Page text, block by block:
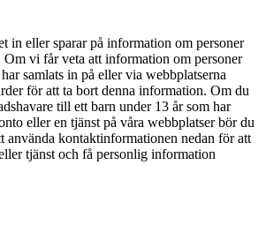
in eller sparar på information om personer
Om vi får veta att information om personer
samlats in på eller via webbplatserna
för att ta bort denna information. Om du
till ett barn under 13 år som har
eller en tjänst på våra webbplatser bör du
använda kontaktinformationen nedan för att
tjänst och få personlig information